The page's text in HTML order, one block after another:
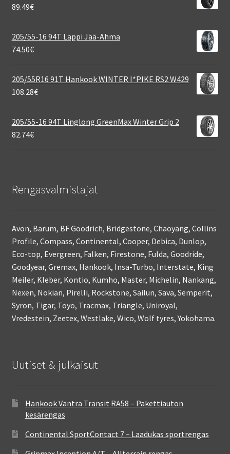
89.49€
205/55-16 94T Lappi Jää-Ahma
74.50€
205/55R16 91T Hankook WINTER I*PIKE RS2 W429
108.28€
205/55-16 94T Linglong GreenMax Winter Grip 2
82.74€
Rengasvalmistajat
Avon, Barum, BF Goodrich, Bridgestone, Chaoyang, Collins
Profile, Compass, Continental, Cooper, Debica, Dunlop,
Eco-top, Evergreen, Falken, Firestone, Fulda, Goodride,
Goodyear, Gremax, Hankook, Insa-Turbo, Interstate, King
Meiler, Kleber, Kontio, Kumho, Master, Michelin, Nankang,
Nexen, Nokian, Pirelli, Rockstone, Sailun, Sava, Semperit,
Syron, Tigar, Toyo, Tracmax, Triangle, Uniroyal,
Vredestein, Zeetex, Westlake, Wico, Wolf tyres, Yokohama.
Uutiset & julkaisut
Hankook Vantra Transit RA58 – Pakettiauton
kesärengas
Continental SportContact 7 – Laadukas sportrengas